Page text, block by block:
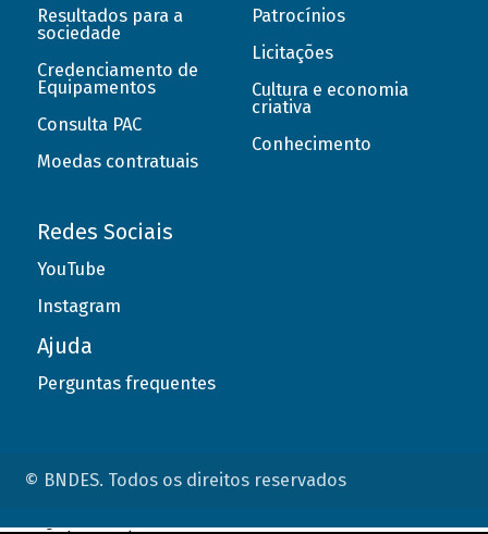
Resultados para a
sociedade
Credenciamento de
Equipamentos
Consulta PAC
Moedas contratuais
Patrocínios
Licitações
Cultura e economia
criativa
Conhecimento
Redes Sociais
YouTube
Instagram
Ajuda
Perguntas frequentes
© BNDES. Todos os direitos reservados